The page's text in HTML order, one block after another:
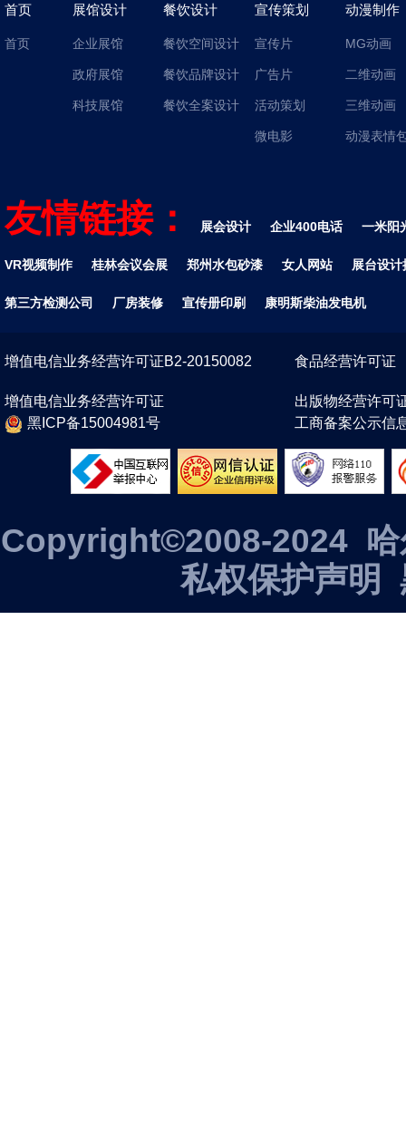
首页
首页
展馆设计
企业展馆
政府展馆
科技展馆
餐饮设计
餐饮空间设计
餐饮品牌设计
餐饮全案设计
宣传策划
宣传片
广告片
活动策划
微电影
动漫制作
MG动画
二维动画
三维动画
动漫表情
友情链接： 展会设计 企业400电话 一米阳
VR视频制作 桂林会议会展 郑州水包砂漆 女人网站 展台设计
第三方检测公司 厂房装修 宣传册印刷 康明斯柴油发电机
增值电信业务经营许可证B2-20150082 食品经营许可证
增值电信业务经营许可证
出版物经营许可
黑ICP备15004981号
工商备案公示信
Copyright©2008-2024 哈
私权保护声明